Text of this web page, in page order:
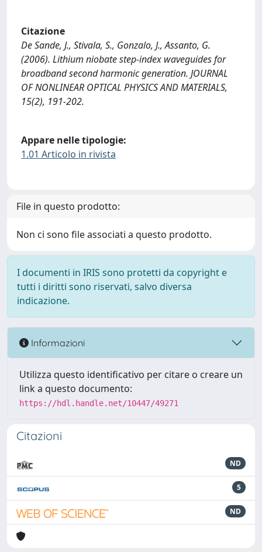
Citazione
De Sande, J., Stivala, S., Gonzalo, J., Assanto, G.
(2006). Lithium niobate step-index waveguides for
broadband second harmonic generation. JOURNAL
OF NONLINEAR OPTICAL PHYSICS AND MATERIALS,
15(2), 191-202.
Appare nelle tipologie:
1.01 Articolo in rivista
File in questo prodotto:
Non ci sono file associati a questo prodotto.
I documenti in IRIS sono protetti da copyright e
tutti i diritti sono riservati, salvo diversa
indicazione.
Informazioni
Utilizza questo identificativo per citare o creare un
link a questo documento:
https://hdl.handle.net/10447/49271
Citazioni
ND
5
ND